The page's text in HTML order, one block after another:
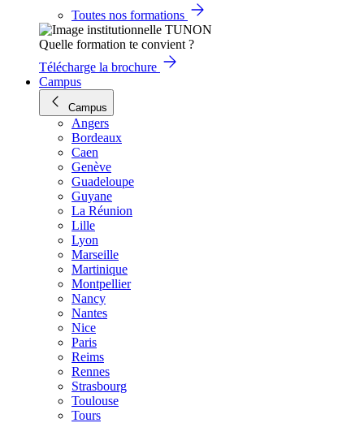
Toutes nos formations
Quelle formation te convient ?
Télécharge la brochure
Campus
Campus
Angers
Bordeaux
Caen
Genève
Guadeloupe
Guyane
La Réunion
Lille
Lyon
Marseille
Martinique
Montpellier
Nancy
Nantes
Nice
Paris
Reims
Rennes
Strasbourg
Toulouse
Tours